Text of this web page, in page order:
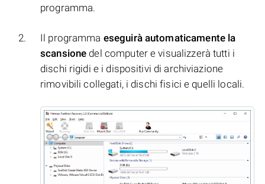
programma.
Il programma eseguirà automaticamente la
scansione del computer e visualizzerà tutti i
dischi rigidi e i dispositivi di archiviazione
rimovibili collegati, i dischi fisici e quelli locali.